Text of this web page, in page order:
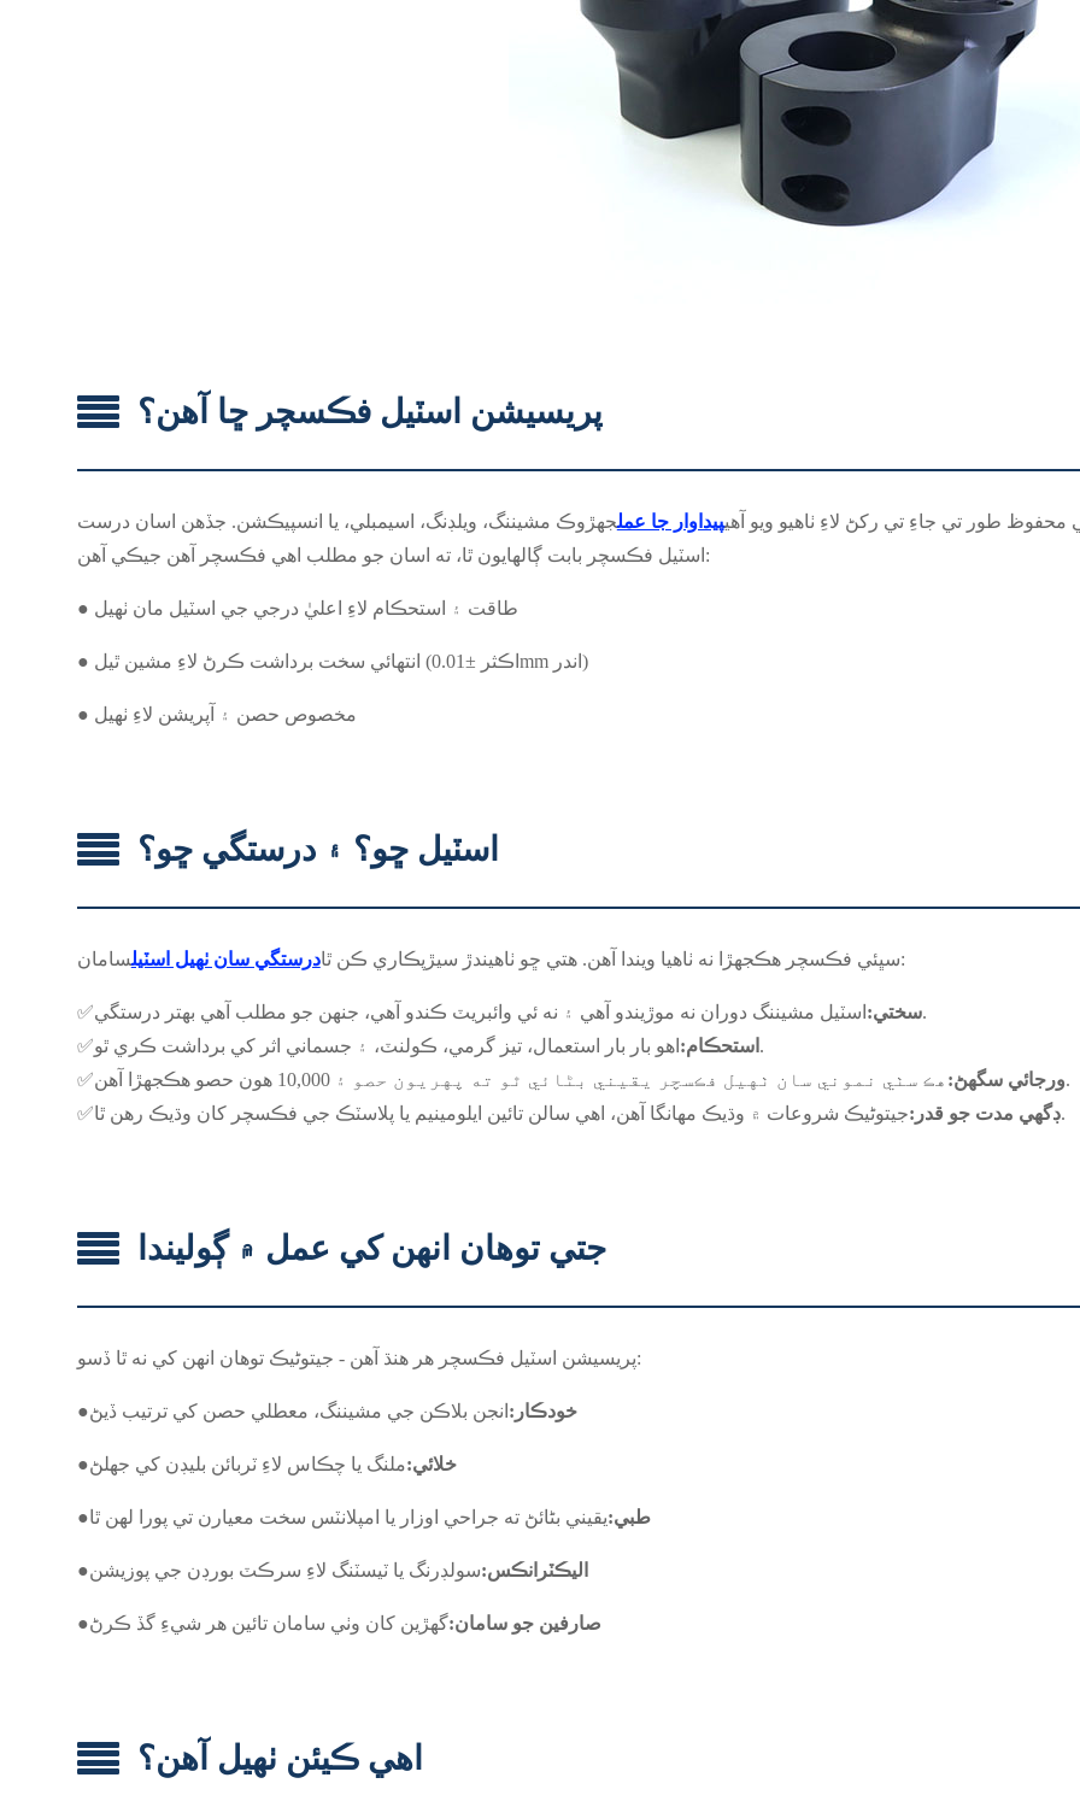
پريسيشن اسٽيل فڪسچر ڇا آهن؟
طور تي جاءِ تي رکڻ لاءِ ٺاهيو ويو آهيپيداوار جا عملجهڙوڪ مشيننگ، ويلڊنگ، اسيمبلي، يا انسپيڪشن. جڏهن اسان درست
اسٽيل فڪسچر بابت ڳالهايون ٿا، ته اسان جو مطلب اهي فڪسچر آهن جيڪي آهن:
● طاقت ۽ استحڪام لاءِ اعليٰ درجي جي اسٽيل مان ٺهيل
● انتهائي سخت برداشت ڪرڻ لاءِ مشين ٿيل (اڪثر ±0.01mm اندر)
● مخصوص حصن ۽ آپريشن لاءِ ٺهيل
اسٽيل ڇو؟ ۽ درستگي ڇو؟
سڀئي فڪسچر هڪجهڙا نه ٺاهيا ويندا آهن. هتي ڇو ٺاهيندڙ سيڙپڪاري ڪن ٿادرستگي سان ٺهيل اسٽيل سامان:
✅ سختي:اسٽيل مشيننگ دوران نه موڙيندو آهي ۽ نه ئي وائبريٽ ڪندو آهي، جنهن جو مطلب آهي بهتر درستگي.
✅
استحڪام: اهو بار بار استعمال، تيز گرمي، ڪولنٽ، ۽ جسماني اثر کي برداشت ڪري ٿو.
✅
ورجائي سگهڻ:هڪ سٺي نموني سان ٺهيل فڪسچر يقيني بڻائي ٿو ته پهريون حصو ۽ 10,000 هون حصو هڪجهڙا آهن.
✅
ڊگهي مدت جو قدر:جيتوڻيڪ شروعات ۾ وڌيڪ مهانگا آهن، اهي سالن تائين ايلومينيم يا پلاسٽڪ جي فڪسچر کان وڌيڪ رهن ٿا.
جتي توهان انهن کي عمل ۾ ڳوليندا
پريسيشن اسٽيل فڪسچر هر هنڌ آهن - جيتوڻيڪ توهان انهن کي نه ٿا ڏسو:
● خودڪار: انجن بلاڪن جي مشيننگ، معطلي حصن کي ترتيب ڏيڻ
● خلائي:ملنگ يا چڪاس لاءِ ٽربائن بليڊن کي جهلڻ
● طبي:يقيني بڻائڻ ته جراحي اوزار يا امپلانٽس سخت معيارن تي پورا لهن ٿا
● اليڪٽرانڪس:سولڊرنگ يا ٽيسٽنگ لاءِ سرڪٽ بورڊن جي پوزيشن
● صارفين جو سامان:گھڙين کان وٺي سامان تائين هر شيءِ گڏ ڪرڻ
اهي ڪيئن ٺهيل آهن؟